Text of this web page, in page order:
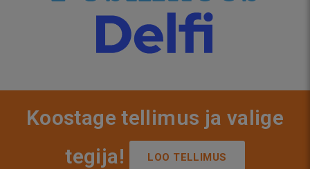
Koostage tellimus ja valige
tegija!
LOO TELLIMUS